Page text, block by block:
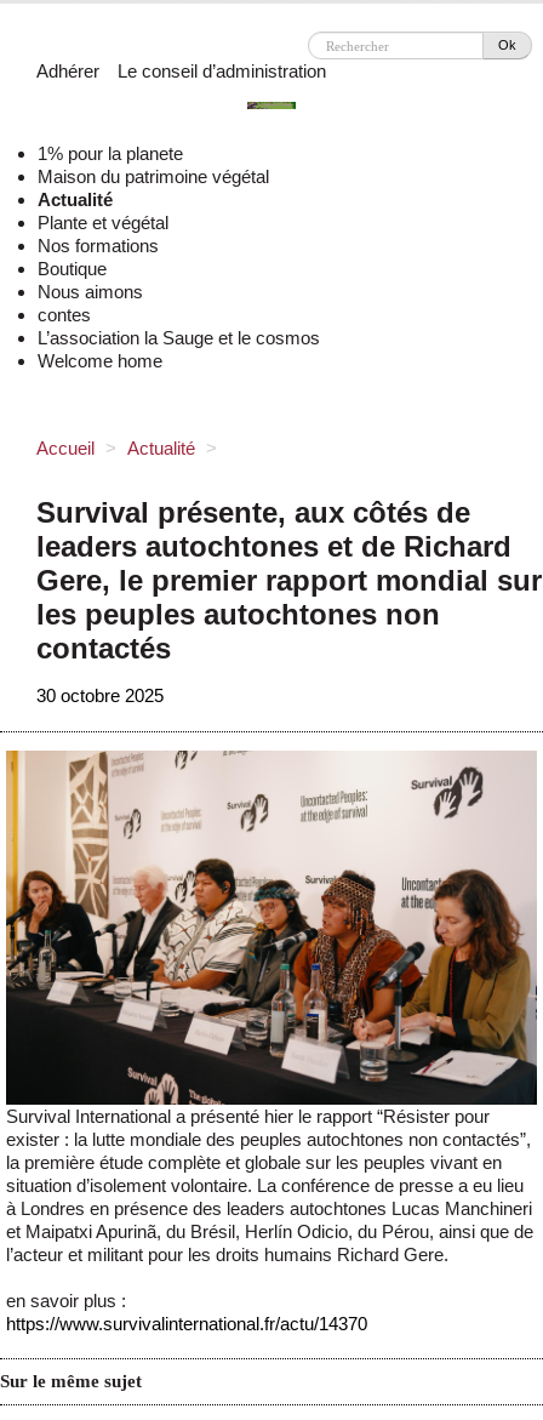
Ok
Adhérer Le conseil d’administration
1% pour la planete
Maison du patrimoine végétal
Actualité
Plante et végétal
Nos formations
Boutique
Nous aimons
contes
L’association la Sauge et le cosmos
Welcome home
Accueil > Actualité >
Survival présente, aux côtés de
leaders autochtones et de Richard
Gere, le premier rapport mondial sur
les peuples autochtones non
contactés
30 octobre 2025
Survival International a présenté hier le rapport “Résister pour
exister : la lutte mondiale des peuples autochtones non contactés”,
la première étude complète et globale sur les peuples vivant en
situation d’isolement volontaire. La conférence de presse a eu lieu
à Londres en présence des leaders autochtones Lucas Manchineri
et Maipatxi Apurinã, du Brésil, Herlín Odicio, du Pérou, ainsi que de
l’acteur et militant pour les droits humains Richard Gere.
en savoir plus :
https://www.survivalinternational.fr/actu/14370
Sur le même sujet